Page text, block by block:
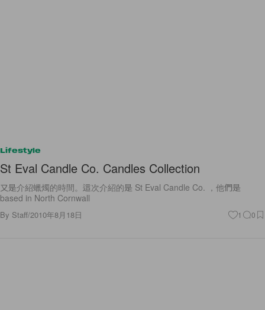
Lifestyle
St Eval Candle Co. Candles Collection
又是介紹蠟燭的時間。這次介紹的是 St Eval Candle Co. ，他們是
based in North Cornwall
By Staff/2010年8月18日 1 0